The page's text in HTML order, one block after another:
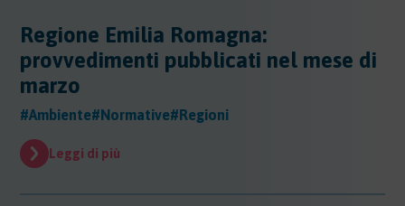
Regione Emilia Romagna:
provvedimenti pubblicati nel mese di
marzo
#Ambiente#Normative#Regioni
Leggi di più